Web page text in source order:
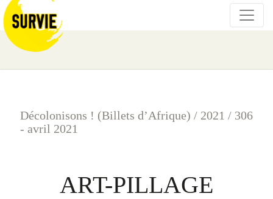
Décolonisons ! (Billets d’Afrique) / 2021 / 306
- avril 2021
ART-PILLAGE